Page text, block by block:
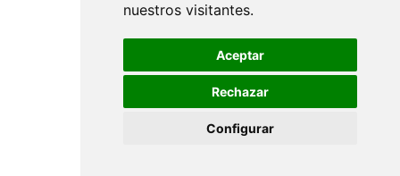
nuestros visitantes.
Aceptar
Rechazar
Configurar